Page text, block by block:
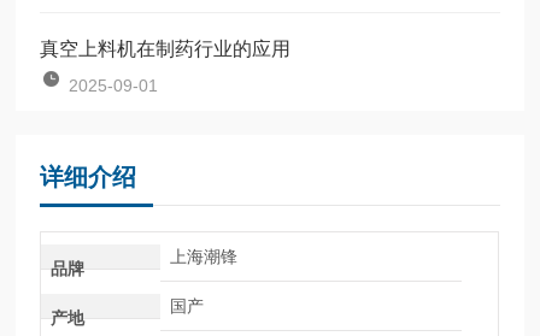
真空上料机在制药行业的应用
2025-09-01
详细介绍
品牌
上海潮锋
产地
国产